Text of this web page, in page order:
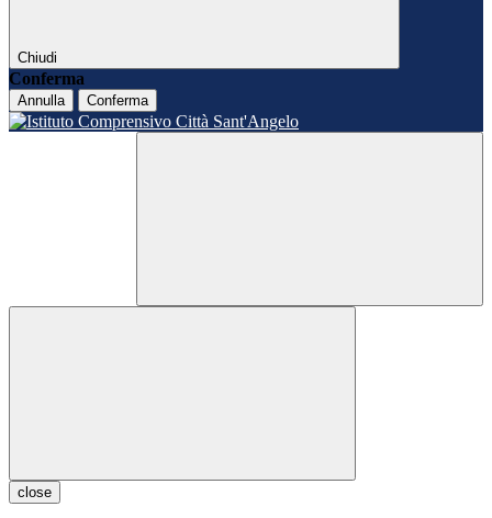
Chiudi
Conferma
Annulla Conferma
close